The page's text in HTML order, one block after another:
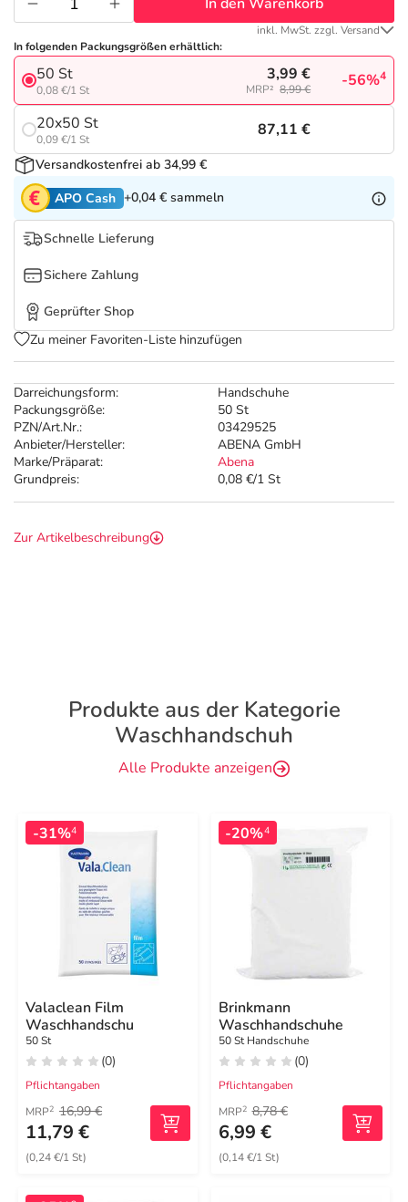
Tierapotheke
Vitamine & Mineralstoffe
Marken
Salus Deals
Darreichungsform:
Handschuhe
Packungsgröße:
50 St
PZN/Art.Nr.:
03429525
Anbieter/Hersteller:
ABENA GmbH
Marke/Präparat:
Abena
Grundpreis:
0,08 €/1 St
inkl. MwSt. zzgl. Versand
In folgenden Packungsgrößen erhältlich:
50 St
0,08 €/1 St
3,99 €
MRP² 8,99 € -56%4
20x50 St
0,09 €/1 St
87,11 €
Versandkostenfrei ab 34,99 €
APO Cash +0,04 € sammeln
Schnelle Lieferung
Sichere Zahlung
Geprüfter Shop
Zu meiner Favoriten-Liste hinzufügen
Zur Artikelbeschreibung
Produkte aus der Kategorie
Waschhandschuh
Alle Produkte anzeigen
-31%4
Valaclean Film
Waschhandschu
50 St
(0)
Pflichtangaben
MRP2 16,99 €
11,79 €
(0,24 €/1 St)
-20%4
Brinkmann
Waschhandschuhe
50 St Handschuhe
(0)
Pflichtangaben
MRP2 8,78 €
6,99 €
(0,14 €/1 St)